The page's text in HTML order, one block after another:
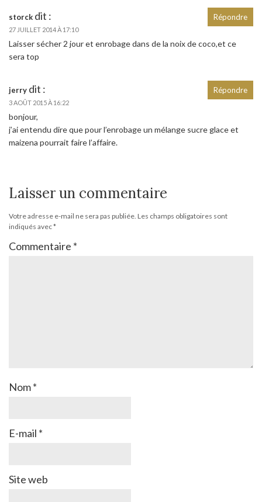
storck dit :
27 JUILLET 2014 À 17:10
Laisser sécher 2 jour et enrobage dans de la noix de coco,et ce
sera top
Répondre
jerry dit :
3 AOÛT 2015 À 16:22
bonjour,
j’ai entendu dire que pour l’enrobage un mélange sucre glace et
maizena pourrait faire l’affaire.
Répondre
Laisser un commentaire
Votre adresse e-mail ne sera pas publiée. Les champs obligatoires sont
indiqués avec*
Commentaire *
Nom*
E-mail *
Site web